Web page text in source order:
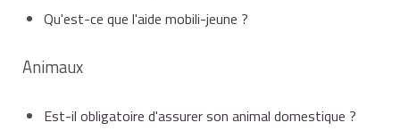
Qu'est-ce que l'aide mobili-jeune ?
Animaux
Est-il obligatoire d'assurer son animal domestique ?